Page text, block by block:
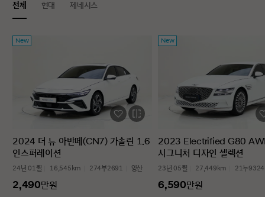
전체 현대 제네시스
New
2024 더 뉴 아반떼(CN7) 가솔린 1.6
인스퍼레이션
24년 01월 16,545km 274부2691 양산
2,490만원
New
2023 Electrified G80
시그니처 디자인 셀렉션
23년 05월 27,449km 21누9324
6,590만원